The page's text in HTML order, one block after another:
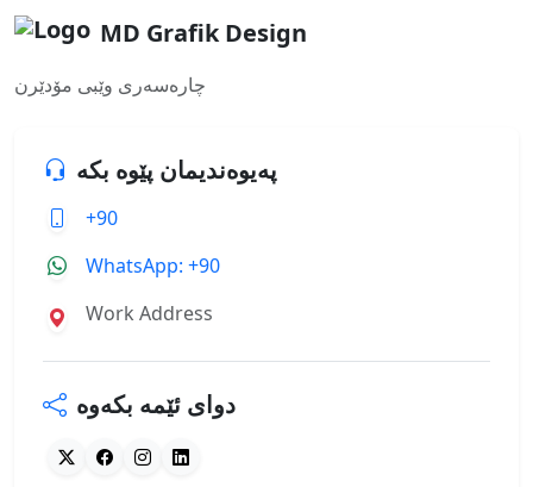
MD Grafik Design
چارەسەری وێبی مۆدێرن
پەیوەندیمان پێوە بکە
+90
WhatsApp: +90
Work Address
دوای ئێمە بکەوە